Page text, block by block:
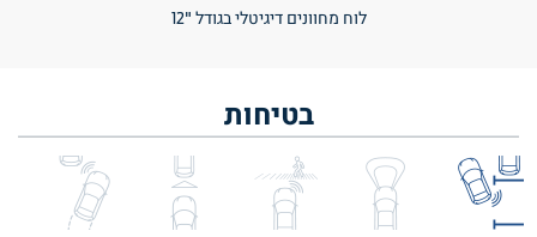
לוח מחוונים דיגיטלי בגודל "12
בטיחות